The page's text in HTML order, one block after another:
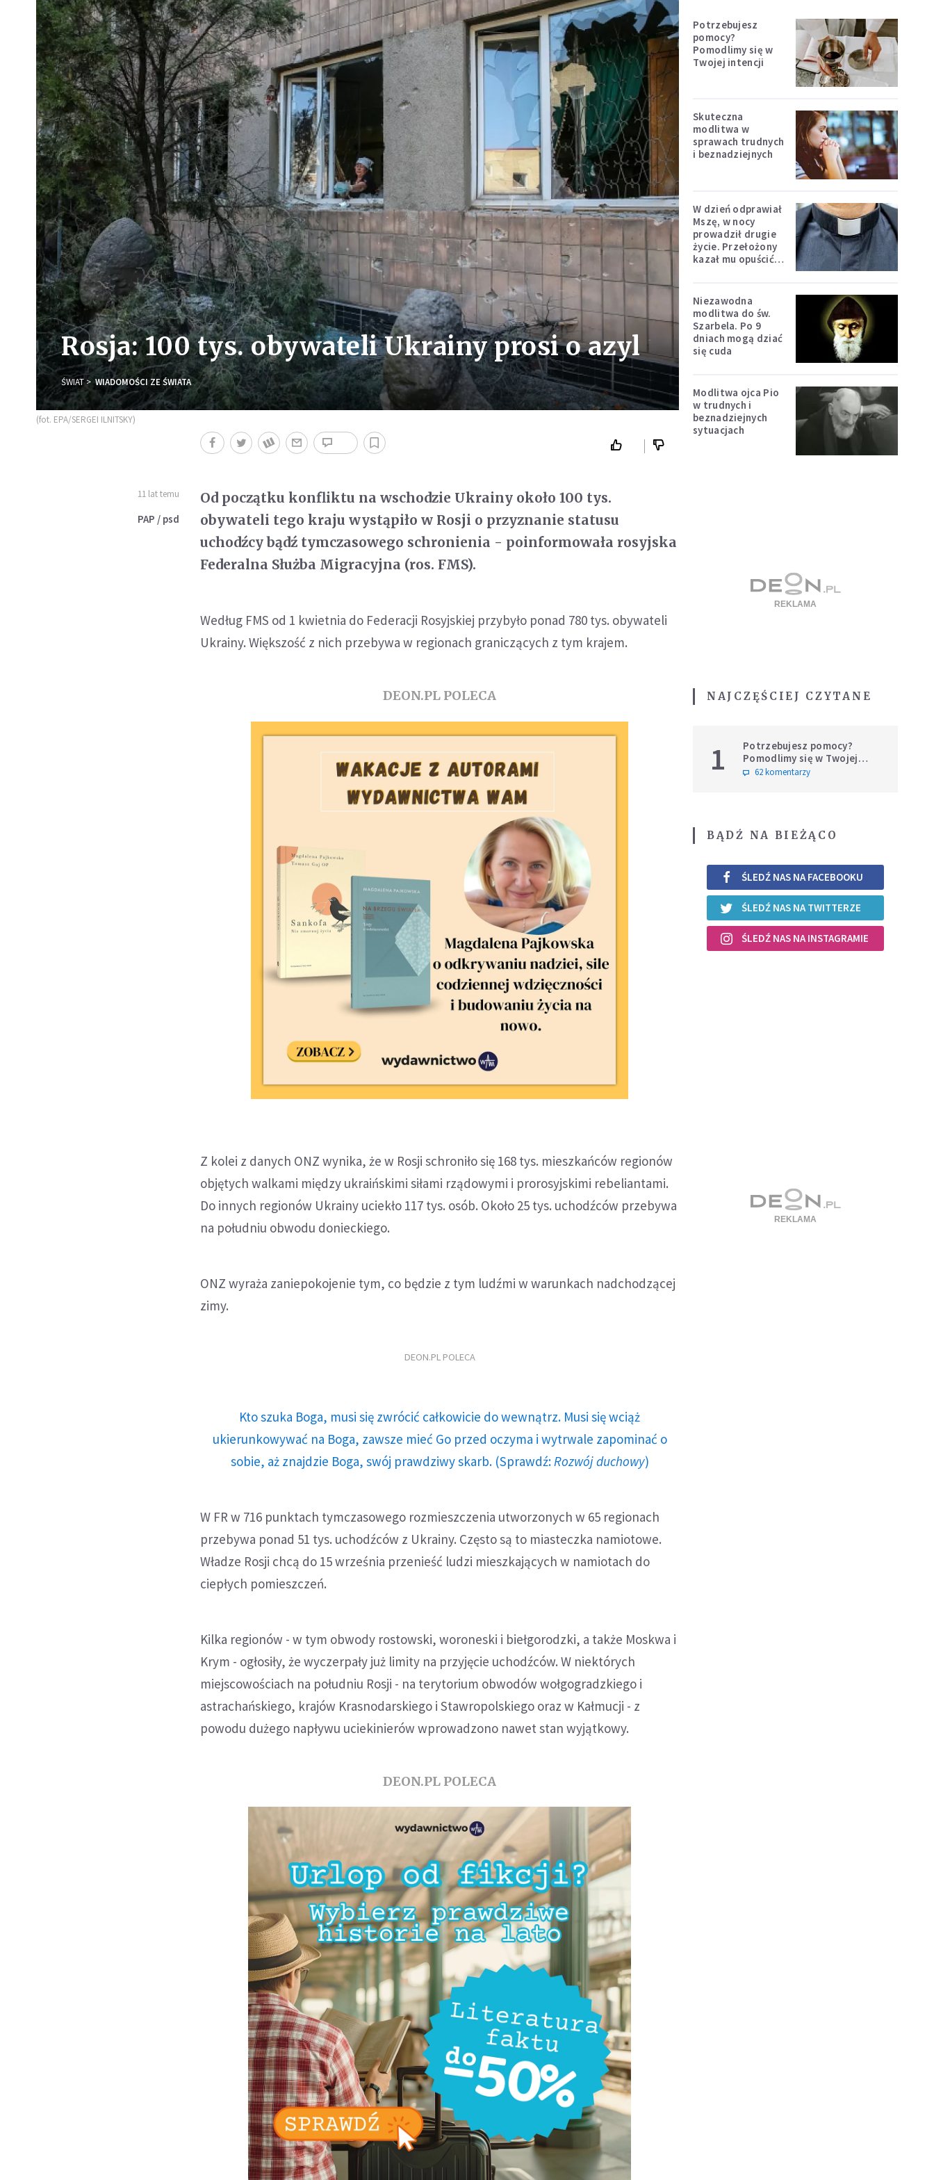
Rosja: 100 tys. obywateli Ukrainy prosi o azyl
ŚWIAT WIADOMOŚCI ZE ŚWIATA
(fot. EPA/SERGEI ILNITSKY)
11 lat temu
PAP / psd
Od początku konfliktu na wschodzie Ukrainy około 100 tys.
obywateli tego kraju wystąpiło w Rosji o przyznanie statusu
uchodźcy bądź tymczasowego schronienia - poinformowała rosyjska
Federalna Służba Migracyjna (ros. FMS).
Według FMS od 1 kwietnia do Federacji Rosyjskiej przybyło ponad 780 tys. obywateli
Ukrainy. Większość z nich przebywa w regionach graniczących z tym krajem.
DEON.PL POLECA
Z kolei z danych ONZ wynika, że w Rosji schroniło się 168 tys. mieszkańców regionów
objętych walkami między ukraińskimi siłami rządowymi i prorosyjskimi rebeliantami.
Do innych regionów Ukrainy uciekło 117 tys. osób. Około 25 tys. uchodźców przebywa
na południu obwodu donieckiego.
ONZ wyraża zaniepokojenie tym, co będzie z tym ludźmi w warunkach nadchodzącej
zimy.
DEON.PL POLECA
Kto szuka Boga, musi się zwrócić całkowicie do wewnątrz. Musi się wciąż
ukierunkowywać na Boga, zawsze mieć Go przed oczyma i wytrwale zapominać o
sobie, aż znajdzie Boga, swój prawdziwy skarb. (Sprawdź: Rozwój duchowy)
W FR w 716 punktach tymczasowego rozmieszczenia utworzonych w 65 regionach
przebywa ponad 51 tys. uchodźców z Ukrainy. Często są to miasteczka namiotowe.
Władze Rosji chcą do 15 września przenieść ludzi mieszkających w namiotach do
ciepłych pomieszczeń.
Kilka regionów - w tym obwody rostowski, woroneski i biełgorodzki, a także Moskwa i
Krym - ogłosiły, że wyczerpały już limity na przyjęcie uchodźców. W niektórych
miejscowościach na południu Rosji - na terytorium obwodów wołgogradzkiego i
astrachańskiego, krajów Krasnodarskiego i Stawropolskiego oraz w Kałmucji - z
powodu dużego napływu uciekinierów wprowadzono nawet stan wyjątkowy.
DEON.PL POLECA
Potrzebujesz
pomocy?
Pomodlimy się w
Twojej intencji
Skuteczna
modlitwa w
sprawach trudnych
i beznadziejnych
W dzień odprawiał
Mszę, w nocy
prowadził drugie
życie. Przełożony
kazał mu opuścić
Niezawodna
modlitwa do św.
Szarbela. Po 9
dniach mogą dziać
się cuda
Modlitwa ojca Pio
w trudnych i
beznadziejnych
sytuacjach
NAJCZĘŚCIEJ CZYTANE
1
Potrzebujesz pomocy?
Pomodlimy się w Twojej
intencji
62 komentarzy
BĄDŹ NA BIEŻĄCO
ŚLEDŹ NAS NA FACEBOOKU
ŚLEDŹ NAS NA TWITTERZE
ŚLEDŹ NAS NA INSTAGRAMIE